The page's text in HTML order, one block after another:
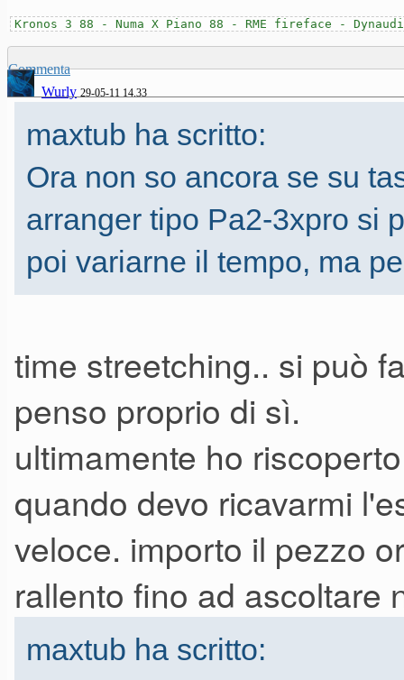
Kronos 3 88 - Numa X Piano 88 - RME fireface -
Commenta
Wurly 29-05-11 14.33
maxtub ha scritto:
Ora non so ancora se su
arranger tipo Pa2-3xpro si
poi variarne il tempo, ma
time streetching.. si può
penso proprio di sì.
ultimamente ho
quando devo ricavarmi
veloce. importo il pezzo
rallento fino ad ascoltare
maxtub ha scritto: